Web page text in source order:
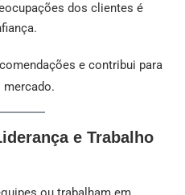
dos clientes é
e contribui para
e Trabalho